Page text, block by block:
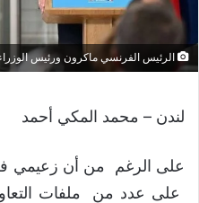
الرئيس الفرنسي ماكرون ورئيس
لندن – محمد المكي أحمد
على الرغم من أن زعيمي
على عدد من ملفات